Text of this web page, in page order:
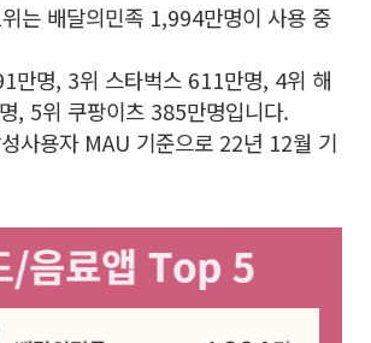
는 배달의민족 1,994만명이 사용 중
만명, 3위 스타벅스 611만명, 4위 해
, 5위 쿠팡이츠 385만명입니다.
사용자 MAU 기준으로 22년 12월 기